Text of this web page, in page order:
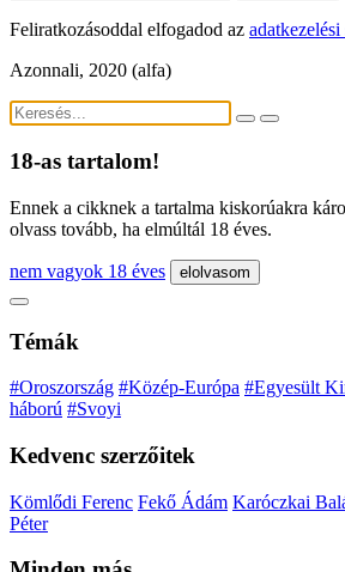
Feliratkozásoddal elfogadod az
Azonnali, 2020 (alfa)
18-as tartalom!
Ennek a cikknek a tartalma kiskorúakra
olvass tovább, ha elmúltál 18 éves.
nem vagyok 18 éves elolvasom
Témák
#Oroszország #Közép-Európa #Egyesült
háború #Svoyi
Kedvenc szerzőitek
Kömlődi Ferenc Fekő Ádám Karóczkai
Péter